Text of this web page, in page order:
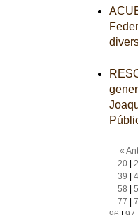
«
20|
39
58
77